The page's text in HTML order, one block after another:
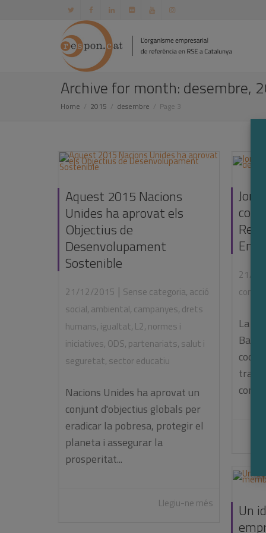
Archive for month: desembre,
Home 2015 desembre Page 3
Aquest 2015 Nacions
Unides ha aprovat els
Objectius de
Desenvolupament
Sostenible
21/12/2015 | Sense categoria, acció
social, ambiental, campanyes, drets
humans, igualtat, L2, normes i
iniciatives, ODS, partenariats, salut i
seguretat, sector educatiu
Nacions Unides ha aprovat un
conjunt d'objectius globals per
eradicar la pobresa, protegir el
planeta i assegurar la
prosperitat...
Llegiu-ne més
21/12/
La
Un